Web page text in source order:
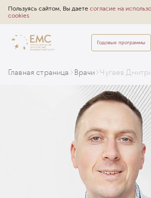
Пользуясь сайтом, Вы даете согласие на
cookies
Годовые программы
Главная страница Врачи Чугаев